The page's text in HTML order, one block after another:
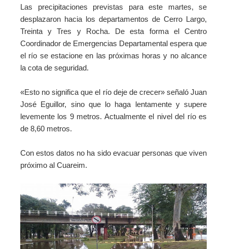
Las precipitaciones previstas para este martes, se
desplazaron hacia los departamentos de Cerro Largo,
Treinta y Tres y Rocha. De esta forma el Centro
Coordinador de Emergencias Departamental espera que
el río se estacione en las próximas horas y no alcance
la cota de seguridad.
«Esto no significa que el río deje de crecer» señaló Juan
José Eguillor, sino que lo haga lentamente y supere
levemente los 9 metros. Actualmente el nivel del río es
de 8,60 metros.
Con estos datos no ha sido evacuar personas que viven
próximo al Cuareim.